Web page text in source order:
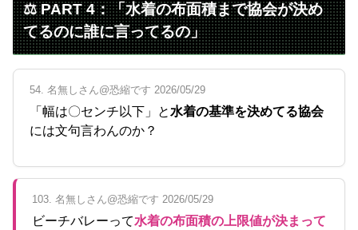
⚖️ PART 4：「水着の布面積まで協会が決め
てるのに誰に言ってるの」
54. 名無しさん@恐縮です 2026/05/29
「幅は〇センチ以下」と 水着の基準を決めてる協会
には文句言わんのか？
103. 名無しさん@恐縮です 2026/05/29
ビーチバレーって水着の布面積の上限値が決まって